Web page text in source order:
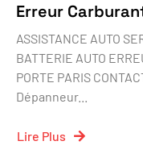
Erreur
ASSISTANCE AUTO
BATTERIE AUTO
PORTE PARIS
Dépanneur...
Lire Plus